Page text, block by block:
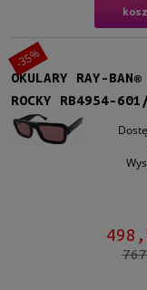
do
OKULARY RAY-BAN®
ROCKY RB4954-
-35%